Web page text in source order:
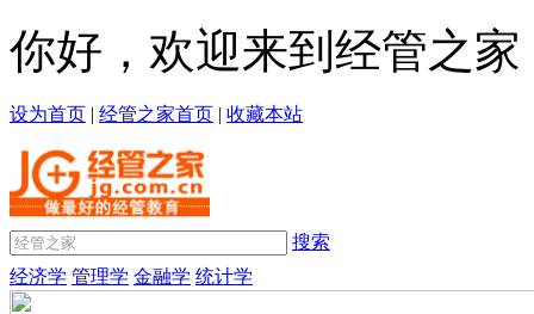
你好，欢迎来到经管之家
设为首页 | 经管之家首页 | 收藏本站
搜索
经济学 管理学 金融学 统计学